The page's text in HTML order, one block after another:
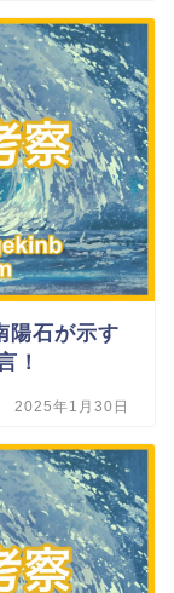
陽石が示す
！
2025年1月30日